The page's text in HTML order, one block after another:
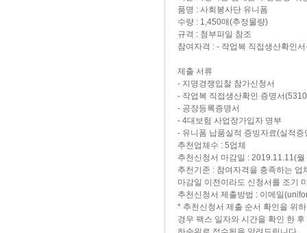
품명 : 사회봉사단 유니폼
수량 : 1,450매(추정물량)
규격 : 첨부파일 참조
참여자격 : - 작업복 직접생산확인
제출 서류
- 지명경쟁입찰 참가신청서
- 작업복 직접생산확인 증명서
- 공장등록증명서
- 4대보험 사업장가입자 명부
- 유니폼 납품실적 증빙자료(실적
추천업체수 : 5업체
추천신청서 마감일 : 2019.11.11(
추천기준 : 참여자격을 충족하는
마감일 이전이라도 신청서를 조기
추천신청서 제출방법 : 이메일
* 추천신청서 제출 순서 확인을 위
경우 팩스 일자와 시간을 확인 한